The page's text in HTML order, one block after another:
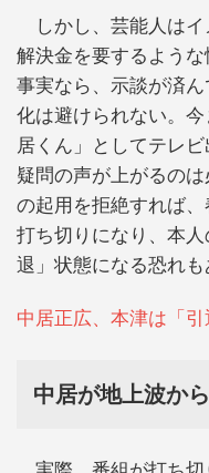
しかし、芸能人はイ
解決金を要するよう
事実なら、示談が済
化は避けられない。
居くん」としてテレ
疑問の声が上がるの
の起用を拒絶すれば
打ち切りになり、本人
退」状態になる恐れも
中居正広、本津は「引
中居が地上波か